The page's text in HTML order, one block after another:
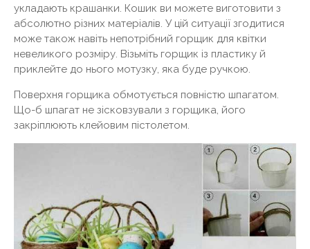
укладають крашанки. Кошик ви можете виготовити з
абсолютно різних матеріалів. У цій ситуації згодитися
може також навіть непотрібний горщик для квітки
невеликого розміру. Візьміть горщик із пластику й
приклейте до нього мотузку, яка буде ручкою.
Поверхня горщика обмотується повністю шпагатом.
Що-б шпагат не зісковзували з горщика, його
закріплюють клейовим пістолетом.